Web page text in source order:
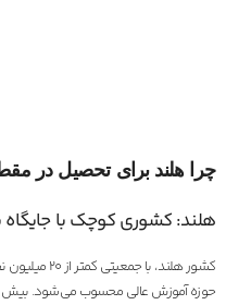
چرا هلند برای تحصیل در
هلند: کشوری کوچک با جایگاه
کشور هلند،